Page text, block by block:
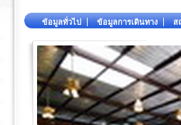
ข้อมูลทั่วไป ข้อมูลการเดินทาง ส